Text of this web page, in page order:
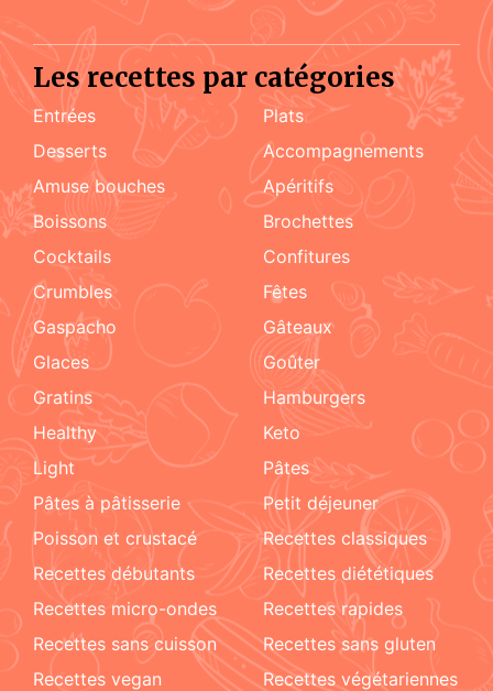
Les recettes par catégories
Entrées
Plats
Desserts
accompagnements
amuse bouches
apéritifs
boissons
brochettes
cocktails
confitures
crumbles
fêtes
Gaspacho
gâteaux
glaces
goûter
gratins
hamburgers
healthy
keto
light
pâtes
pâtes à pâtisserie
petit déjeuner
poisson et crustacé
recettes classiques
recettes débutants
recettes diététiques
recettes micro-ondes
recettes rapides
recettes sans cuisson
recettes sans gluten
recettes vegan
recettes végétariennes